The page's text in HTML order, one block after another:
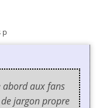
p
abord aux fans
jargon propre